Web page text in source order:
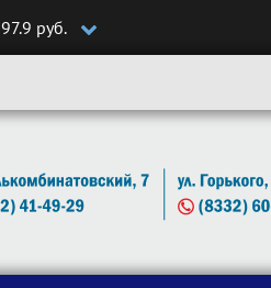
97.9 руб.